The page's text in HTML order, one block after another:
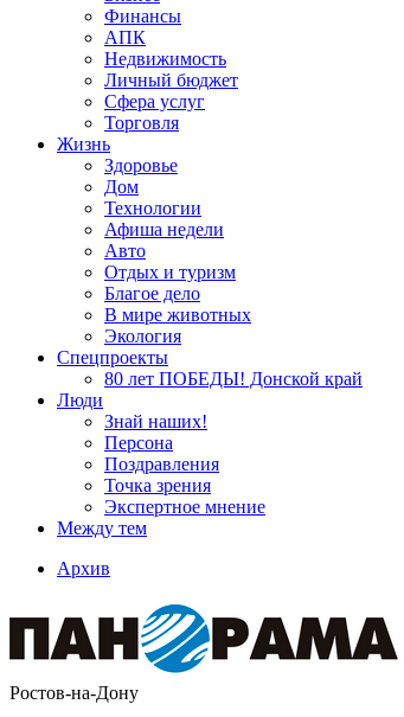
Финансы
АПК
Недвижимость
Личный бюджет
Сфера услуг
Торговля
Жизнь
Здоровье
Дом
Технологии
Афиша недели
Авто
Отдых и туризм
Благое дело
В мире животных
Экология
Спецпроекты
80 лет ПОБЕДЫ! Донской край
Люди
Знай наших!
Персона
Поздравления
Точка зрения
Экспертное мнение
Между тем
Архив
Ростов-на-Дону